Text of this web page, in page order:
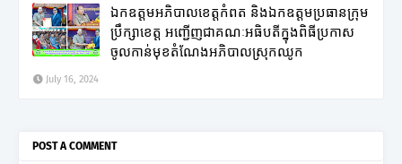
ឯកឧត្តមអភិបាលខេត្តកំពត និងឯកឧត្តមប្រធានក្រុម
ប្រឹក្សាខេត្ត អញ្ជើញជាគណៈអធិបតីក្នុងពិធីប្រកាស
ចូលកាន់មុខតំណែងអភិបាលស្រុកឈូក
July 16, 2024
POST A COMMENT